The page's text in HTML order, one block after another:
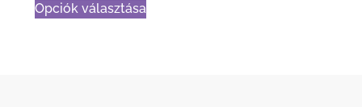
Opciók választása